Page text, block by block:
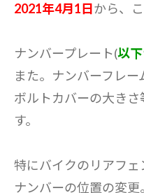
2021年4月1日から、
ナンバープレート(以
また。ナンバーフレー
ボルトカバーの大きさ
す。
特にバイクのリアフ
ナンバーの位置の変更。